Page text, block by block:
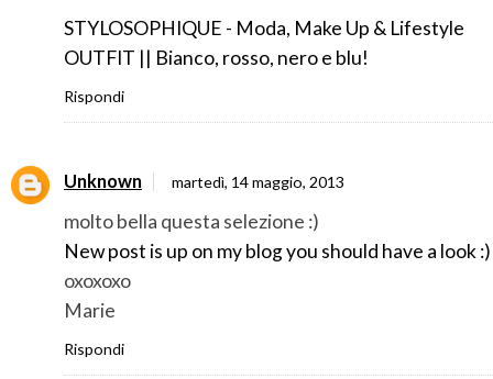
STYLOSOPHIQUE - Moda, Make Up & Lifestyle
OUTFIT || Bianco, rosso, nero e blu!
Rispondi
Unknown martedì, 14 maggio, 2013
molto bella questa selezione :)
New post is up on my blog you should have a look :)
oxoxoxo
Marie
Rispondi